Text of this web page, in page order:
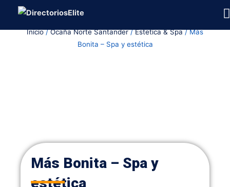
contenidoInicio/Ocaña Norte Santander/Estetica & Spa/ Más
Bonita – Spa y estética
Más Bonita – Spa y
estética